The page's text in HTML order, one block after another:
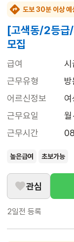
도보 30분 이상 예
[고색동/2등급
모집
급여
근무유형
어르신정보
여
근무요일
근무시간
높은급여 초보가능
관심
2일전 등록